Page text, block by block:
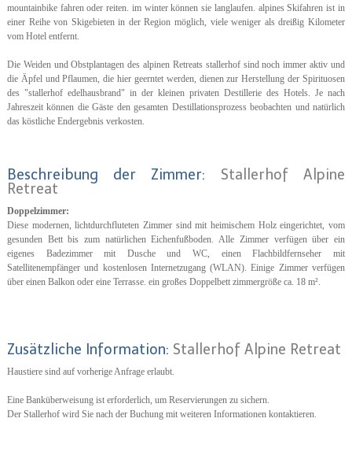
mountainbike fahren oder reiten. im winter können sie langlaufen. alpines Skifahren ist in
einer Reihe von Skigebieten in der Region möglich, viele weniger als dreißig Kilometer
vom Hotel entfernt.
Die Weiden und Obstplantagen des alpinen Retreats stallerhof sind noch immer aktiv und
die Äpfel und Pflaumen, die hier geerntet werden, dienen zur Herstellung der Spirituosen
des "stallerhof edelhausbrand" in der kleinen privaten Destillerie des Hotels. Je nach
Jahreszeit können die Gäste den gesamten Destillationsprozess beobachten und natürlich
das köstliche Endergebnis verkosten.
Beschreibung der Zimmer: Stallerhof Alpine
Retreat
Doppelzimmer:
Diese modernen, lichtdurchfluteten Zimmer sind mit heimischem Holz eingerichtet, vom
gesunden Bett bis zum natürlichen Eichenfußboden. Alle Zimmer verfügen über ein
eigenes Badezimmer mit Dusche und WC, einen Flachbildfernseher mit
Satellitenempfänger und kostenlosen Internetzugang (WLAN). Einige Zimmer verfügen
über einen Balkon oder eine Terrasse. ein großes Doppelbett zimmergröße ca. 18 m².
Zusätzliche Information: Stallerhof Alpine Retreat
Haustiere sind auf vorherige Anfrage erlaubt.
Eine Banküberweisung ist erforderlich, um Reservierungen zu sichern.
Der Stallerhof wird Sie nach der Buchung mit weiteren Informationen kontaktieren.